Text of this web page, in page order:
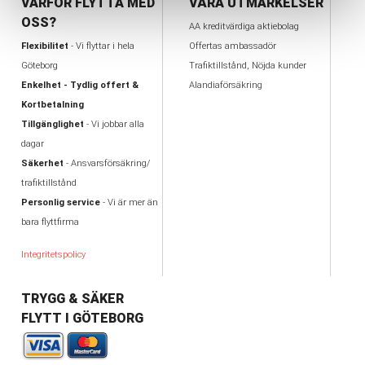
OSS?
Flexibilitet - Vi flyttar i hela
Göteborg
Enkelhet - Tydlig offert &
Kortbetalning
Tillgänglighet - Vi jobbar alla
dagar
Säkerhet - Ansvarsförsäkring/
trafiktillstånd
Personlig service- Vi är mer än
bara flyttfirma
Integritetspolicy
AA kreditvärdiga aktiebolag
Offertas ambassadör
Trafiktillstånd, Nöjda kunder
Alandiaförsäkring
TRYGG & SÄKER
FLYTT I GÖTEBORG